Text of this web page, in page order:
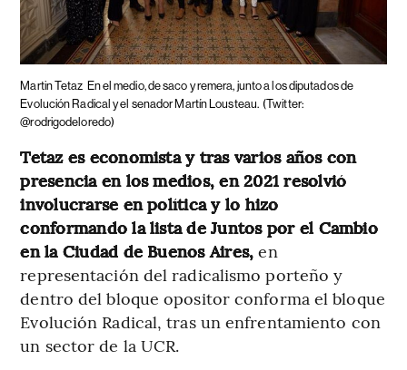
Martin Tetaz En el medio, de saco y remera, junto a los diputados de
Evolución Radical y el senador Martín Lousteau. (Twitter:
@rodrigodeloredo)
Tetaz es economista y tras varios años con
presencia en los medios, en 2021 resolvió
involucrarse en política y lo hizo
conformando la lista de Juntos por el Cambio
en la Ciudad de Buenos Aires, en
representación del radicalismo porteño y
dentro del bloque opositor conforma el bloque
Evolución Radical, tras un enfrentamiento con
un sector de la UCR.